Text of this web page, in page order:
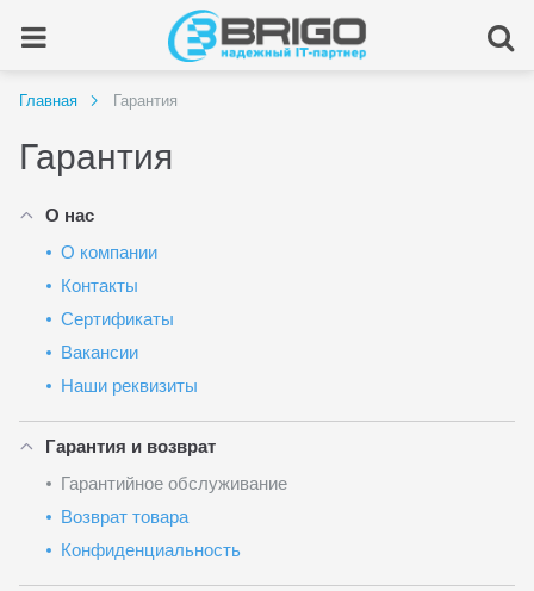
Главная Гарантия
Гарантия
О нас
О компании
Контакты
Сертификаты
Вакансии
Наши реквизиты
Гарантия и возврат
Гарантийное обслуживание
Возврат товара
Конфиденциальность